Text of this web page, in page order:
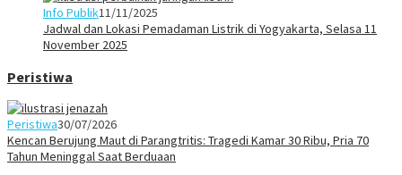
Info Publik11/11/2025
Jadwal dan Lokasi Pemadaman Listrik di Yogyakarta, Selasa 11
November 2025
Peristiwa
Peristiwa30/07/2026
Kencan Berujung Maut di Parangtritis: Tragedi Kamar 30 Ribu, Pria 70
Tahun Meninggal Saat Berduaan